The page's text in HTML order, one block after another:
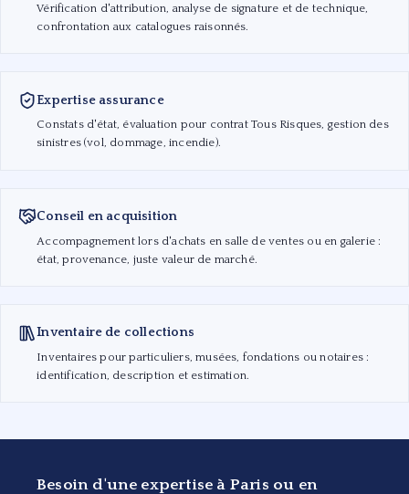
Vérification d'attribution, analyse de signature et de technique,
confrontation aux catalogues raisonnés.
Expertise assurance
Constats d'état, évaluation pour contrat Tous Risques, gestion des
sinistres (vol, dommage, incendie).
Conseil en acquisition
Accompagnement lors d'achats en salle de ventes ou en galerie :
état, provenance, juste valeur de marché.
Inventaire de collections
Inventaires pour particuliers, musées, fondations ou notaires :
identification, description et estimation.
Besoin d'une expertise à Paris ou en